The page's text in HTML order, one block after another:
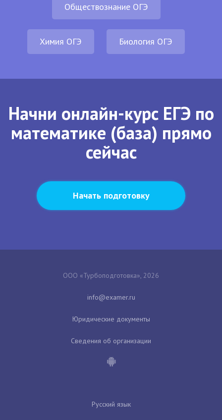
Обществознание ОГЭ
Химия ОГЭ Биология ОГЭ
Начни онлайн-курс ЕГЭ по
математике (база) прямо
сейчас
Начать подготовку
ООО «Турбоподготовка», 2026
Юридические документы
Сведения об организации
Русский язык